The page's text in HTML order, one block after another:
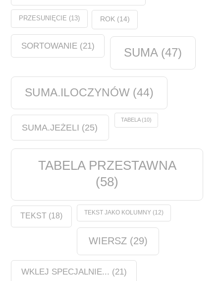
PRZESUNIĘCIE (13) ROK(14)
SORTOWANIE(21) SUMA(47)
SUMA.ILOCZYNÓW (44)
SUMA.JEŻELI (25)
TABELA(10)
TABELA PRZESTAWNA
(58)
TEKST (18) TEKST JAKO KOLUMNY(12)
WIERSZ(29)
WKLEJ SPECJALNIE... (21)